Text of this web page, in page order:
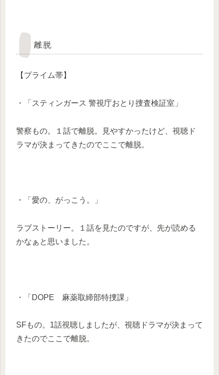
離脱
【プライム帯】
・「スティンガース 警視庁おとり捜査検証室」
警察もの。１話で離脱。見やすかったけど、視聴ド
ラマが決まってきたのでここで離脱。
・「愛の、がっこう。」
ラブストーリー。１話を見たのですが、先が読める
かなぁと思いました。
・「DOPE 麻薬取締部特捜課」
SFもの。1話視聴しましたが、視聴ドラマが決まって
きたのでここで離脱。